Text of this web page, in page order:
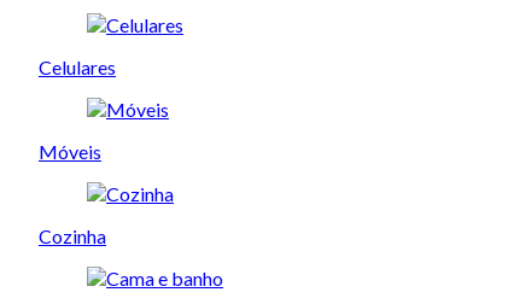
Celulares
Móveis
Cozinha